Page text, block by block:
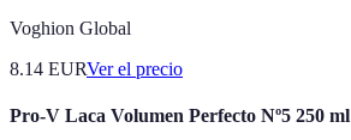
Voghion Global
8.14 EURVer el precio
Pro-V Laca Volumen Perfecto Nº5 250 ml